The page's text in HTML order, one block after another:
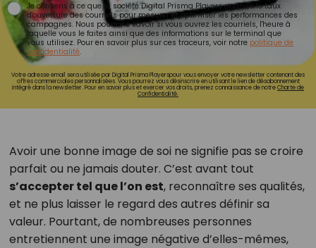
Je consens à ce que la société Digital Prisma Players analyse le taux
d'ouverture des courriels pour mesurer et optimiser les performances des
campagnes. Nous pourrons savoir si vous ouvrez les courriels, l'heure à
laquelle vous le faites ainsi que des informations sur le terminal que
vous utilisez. Pour en savoir plus sur ces traceurs, voir notre politique de
confidentialité.
Votre adresse email sera utilisée par Digital Prisma Playerspour vous envoyer votre newsletter contenant des
offres commerciales personnalisées. Vous pourrez vous désinscrire en utilisant le lien de désabonnement
intégré dans la newsletter. Pour en savoir plus et exercer vos droits, prenez connaissance de notreCharte de
Confidentialité.
Avoir une bonne image de soi ne signifie pas se croire
parfait ou ne jamais douter. C’est avant tout
s’accepter tel que l’on est, reconnaître ses qualités,
et ne plus laisser le regard des autres définir sa
valeur. Pourtant, de nombreuses personnes
entretiennent une image négative d’elles-mêmes,